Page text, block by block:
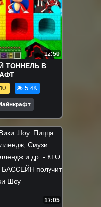
12:50
ТОННЕЛЬ В
5.4K
17:05